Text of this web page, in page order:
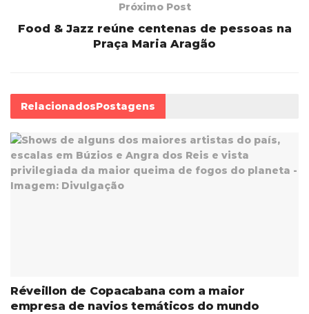
Próximo Post
Food & Jazz reúne centenas de pessoas na
Praça Maria Aragão
RelacionadosPostagens
Réveillon de Copacabana com a maior
empresa de navios temáticos do mundo